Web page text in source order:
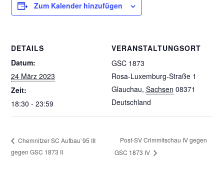
Zum Kalender hinzufügen
DETAILS
Datum:
24 März 2023
Zeit:
18:30 - 23:59
VERANSTALTUNGSORT
GSC 1873
Rosa-Luxemburg-Straße 1
Glauchau, Sachsen 08371
Deutschland
Chemnitzer SC Aufbau`95 III
gegen GSC 1873 II
Post-SV Crimmitschau IV gegen
GSC 1873 IV